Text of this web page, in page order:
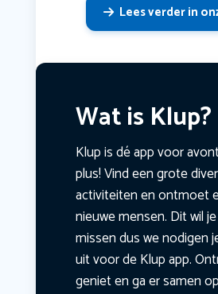
Lees verder in
Wat is Klup?
Klup is dé app voor
plus! Vind een grote
activiteiten en ontmoet
nieuwe mensen. Dit wil
missen dus we nodigen
uit voor de Klup app.
geniet en ga er samen